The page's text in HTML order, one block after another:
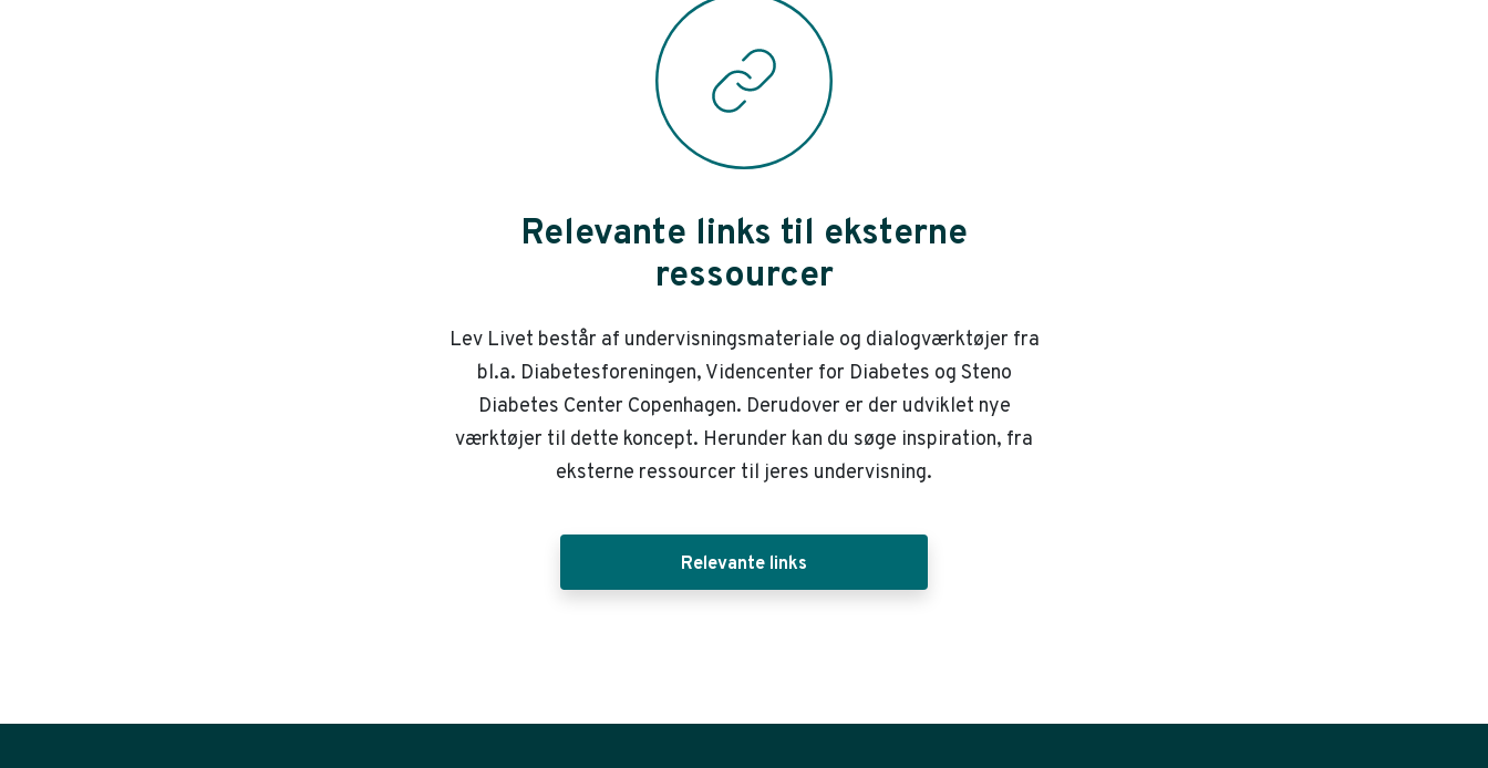
Relevante links til eksterne
ressourcer
Lev Livet består af undervisningsmateriale og dialogværktøjer fra
bl.a. Diabetesforeningen, Videncenter for Diabetes og Steno
Diabetes Center Copenhagen. Derudover er der udviklet nye
værktøjer til dette koncept. Herunder kan du søge inspiration, fra
eksterne ressourcer til jeres undervisning.
Relevante links